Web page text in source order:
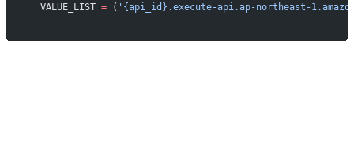
  VALUE_LIST
= ( '{api_id}.execute-api.ap-northeast-